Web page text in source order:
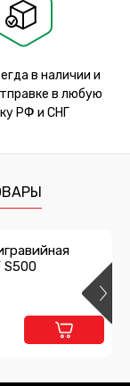
в наличии и
в любую
РФ и СНГ
S500